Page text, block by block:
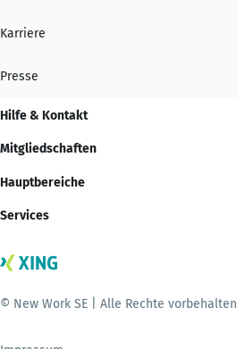
Karriere
Presse
Hilfe & Kontakt
Mitgliedschaften
Hauptbereiche
Services
© New Work SE | Alle Rechte vorbehalten